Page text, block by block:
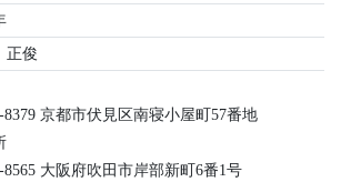
俊
8379 京都市伏見区南寝小屋町57番地
8565 大阪府吹田市岸部新町6番1号